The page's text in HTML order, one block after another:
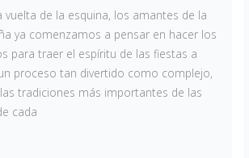
vuelta de la esquina, los amantes de la
ya comenzamos a pensar en hacer los
para traer el espíritu de las fiestas a
proceso tan divertido como complejo,
tradiciones más importantes de las
cada